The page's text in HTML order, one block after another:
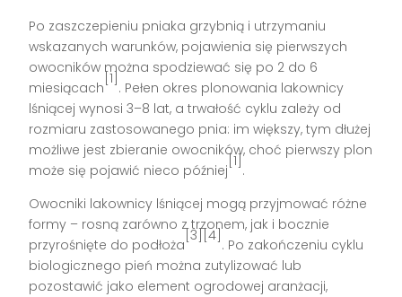
Po zaszczepieniu pniaka grzybnią i utrzymaniu
wskazanych warunków, pojawienia się pierwszych
owocników można spodziewać się po 2 do 6
miesiącach
[1]
. Pełen okres plonowania lakownicy
lśniącej wynosi 3–8 lat, a trwałość cyklu zależy od
rozmiaru zastosowanego pnia: im większy, tym dłużej
możliwe jest zbieranie owocników, choć pierwszy plon
może się pojawić nieco później
[1]
.
Owocniki lakownicy lśniącej mogą przyjmować różne
formy – rosną zarówno z trzonem, jak i bocznie
przyrośnięte do podłoża
[3][4]
. Po zakończeniu cyklu
biologicznego pień można zutylizować lub
pozostawić jako element ogrodowej aranżacji,